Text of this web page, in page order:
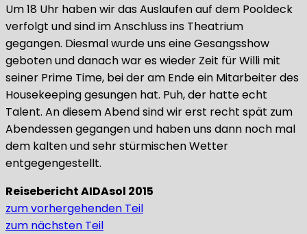
Um 18 Uhr haben wir das Auslaufen auf dem Pooldeck
verfolgt und sind im Anschluss ins Theatrium
gegangen. Diesmal wurde uns eine Gesangsshow
geboten und danach war es wieder Zeit für Willi mit
seiner Prime Time, bei der am Ende ein Mitarbeiter des
Housekeeping gesungen hat. Puh, der hatte echt
Talent. An diesem Abend sind wir erst recht spät zum
Abendessen gegangen und haben uns dann noch mal
dem kalten und sehr stürmischen Wetter
entgegengestellt.
Reisebericht AIDAsol 2015
zum vorhergehenden Teil
zum nächsten Teil